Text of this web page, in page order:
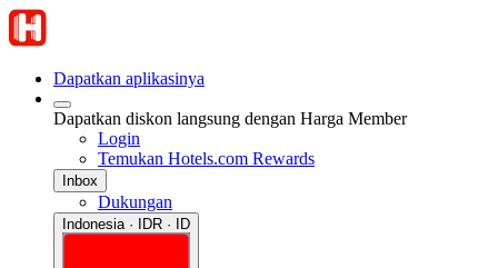
Dapatkan aplikasinya
Dapatkan diskon langsung dengan Harga Member
Login
Temukan Hotels.com Rewards
Inbox
Dukungan
Indonesia · IDR · ID